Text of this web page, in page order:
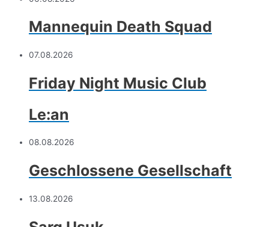
Mannequin Death Squad
07.08.2026
Friday Night Music Club
Le:an
08.08.2026
Geschlossene Gesellschaft
13.08.2026